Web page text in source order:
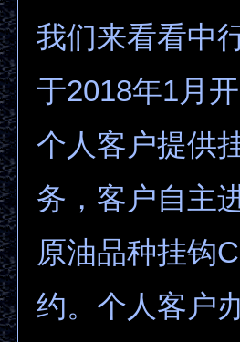
我们来看看中
于2018年1月
个人客户提供
务，客户自主
原油品种挂钩
约。个人客户